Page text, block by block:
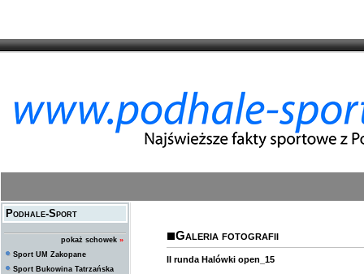
Podhale-Sport
pokaż schowek »
Sport UM Zakopane
Sport Bukowina Tatrzańska
Galeria fotografii
II runda Halówki open_15